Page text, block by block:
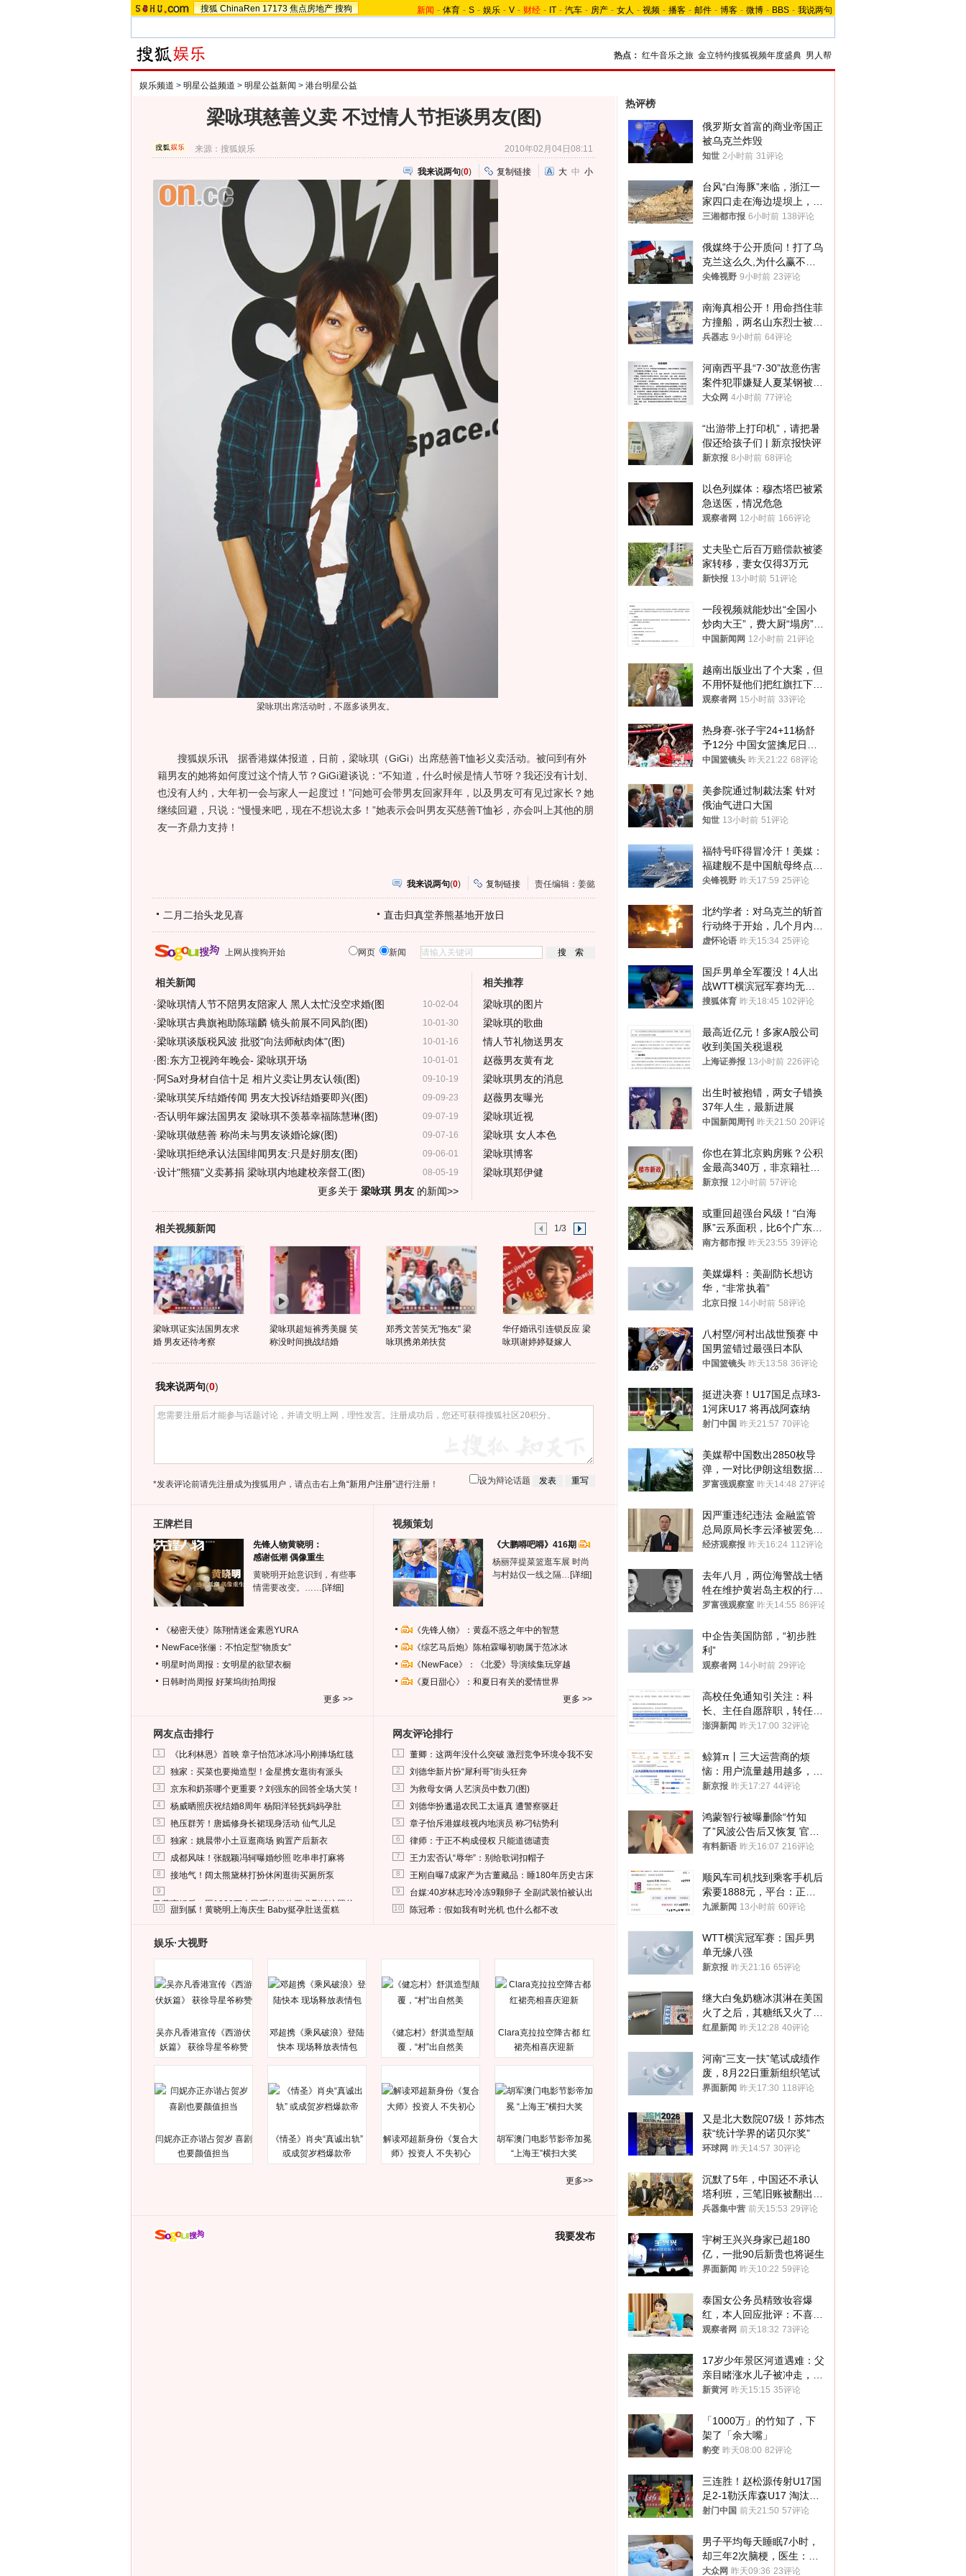
搜狐 ChinaRen 17173 焦点房地产 搜狗 新闻 - 体育 - S - 娱乐 - V - 财经 - IT - 汽车 - 房产 - 女人 - 视频 - 播客 - 邮件 - 博客 - 微博 - BBS - 我说两句
热点： 红牛音乐之旅 金立特约搜狐视频年度盛典 男人帮
娱乐频道 > 明星公益频道 > 明星公益新闻 > 港台明星公益
梁咏琪慈善义卖 不过情人节拒谈男友(图)
来源：搜狐娱乐 2010年02月04日08:11
我来说两句(0) 复制链接 大 中 小
梁咏琪出席活动时，不愿多谈男友。
搜狐娱乐讯 据香港媒体报道，日前，梁咏琪（GiGi）出席慈善T恤衫义卖活动。被问到有外
籍男友的她将如何度过这个情人节？GiGi避谈说：“不知道，什么时候是情人节呀？我还没有计划、
也没有人约，大年初一会与家人一起度过！”问她可会带男友回家拜年，以及男友可有见过家长？她
继续回避，只说：“慢慢来吧，现在不想说太多！”她表示会叫男友买慈善T恤衫，亦会叫上其他的朋
友一齐鼎力支持！
我来说两句(0) 复制链接 责任编辑：姜懿
二月二抬头龙见喜 直击归真堂养熊基地开放日
上网从搜狗开始 网页 新闻
相关新闻
10-02-04
·梁咏琪情人节不陪男友陪家人 黑人太忙没空求婚(图
10-01-30
·梁咏琪古典旗袍助陈瑞麟 镜头前展不同风韵(图)
10-01-16
·梁咏琪谈版税风波 批驳"向法师献肉体"(图)
10-01-01
· 图:东方卫视跨年晚会- 梁咏琪开场
09-10-19
· 阿Sa对身材自信十足 相片义卖让男友认领(图)
09-09-23
·梁咏琪笑斥结婚传闻 男友大投诉结婚要即兴(图)
09-07-19
·否认明年嫁法国男友 梁咏琪不羡慕幸福陈慧琳(图)
09-07-16
·梁咏琪做慈善 称尚未与男友谈婚论嫁(图)
09-06-01
·梁咏琪拒绝承认法国绯闻男友:只是好朋友(图)
08-05-19
·设计"熊猫"义卖募捐 梁咏琪内地建校亲督工(图)
更多关于 梁咏琪 男友的新闻>>
相关推荐
梁咏琪的图片
梁咏琪的歌曲
情人节礼物送男友
赵薇男友黄有龙
梁咏琪男友的消息
赵薇男友曝光
梁咏琪近视
梁咏琪 女人本色
梁咏琪博客
梁咏琪郑伊健
相关视频新闻 1/3
梁咏琪证实法国男友求
婚 男友还待考察
梁咏琪超短裤秀美腿 笑
称没时间挑战结婚
郑秀文苦笑无"拖友" 梁
咏琪携弟弟扶贫
华仔婚讯引连锁反应 梁
咏琪谢婷婷疑嫁人
我来说两句(0)
*发表评论前请先注册成为搜狐用户，请点击右上角“新用户注册”进行注册！ 设为辩论话题
王牌栏目
先锋人物黄晓明：
感谢低潮 偶像重生
黄晓明开始意识到，有些事
情需要改变。…… [详细]
《秘密天使》陈翔情迷金素恩YURA
NewFace张俪：不怕定型“物质女”
明星时尚周报：女明星的欲望衣橱
日韩时尚周报 好莱坞街拍周报
更多 >>
视频策划
《大鹏嘚吧嘚》416期
杨丽萍提菜篮逛车展 时尚
与村姑仅一线之隔… [详细]
《先锋人物》：黄磊不惑之年中的智慧
《综艺马后炮》陈柏霖曝初吻属于范冰冰
《NewFace》：《北爱》导演续集玩穿越
《夏日甜心》：和夏日有关的爱情世界
更多 >>
网友点击排行
1 《比利林恩》首映 章子怡范冰冰冯小刚捧场红毯
2 独家：买菜也要拗造型！金星携女逛街有派头
3 京东和奶茶哪个更重要？刘强东的回答全场大笑！
4 杨威晒照庆祝结婚8周年 杨阳洋轻抚妈妈孕肚
5 艳压群芳！唐嫣修身长裙现身活动 仙气儿足
6 独家：姚晨带小土豆逛商场 购置产后新衣
7 成都风味！张靓颖冯轲曝婚纱照 吃串串打麻将
8 接地气！阔太熊黛林打扮休闲逛街买厕所泵
9
马蓉离婚后，砸1000万人民币给媒体要求删掉这照片
10 甜到腻！黄晓明上海庆生 Baby挺孕肚送蛋糕
网友评论排行
1 董卿：这两年没什么突破 激烈竞争环境令我不安
2 刘德华新片扮“犀利哥”街头狂奔
3 为救母女俩 人艺演员中数刀(图)
4 刘德华扮邋遢农民工太逼真 遭警察驱赶
5 章子怡斥港媒歧视内地演员 称刁钻势利
6 律师：于正不构成侵权 只能道德谴责
7 王力宏否认“辱华”：别给歌词扣帽子
8 王刚自曝7成家产为古董藏品：睡180年历史古床
9 台媒:40岁林志玲冷冻9颗卵子 全副武装怕被认出
10 陈冠希：假如我有时光机 也什么都不改
娱乐·大视野
吴亦凡香港宣传《西游伏
妖篇》 获徐导星爷称赞
邓超携《乘风破浪》登陆
快本 现场释放表情包
《健忘村》舒淇造型颠
覆，“村”出自然美
Clara克拉拉空降古都 红
裙亮相喜庆迎新
闫妮亦正亦谐占贺岁 喜剧
也要颜值担当
《情圣》肖央“真诚出轨”
或成贺岁档爆款帝
解读邓超新身份《复合大
师》投资人 不失初心
胡军澳门电影节影帝加冕
“上海王”横扫大奖
更多>>
我要发布
热评榜
俄罗斯女首富的商业帝国正
被乌克兰炸毁
知世 2小时前 31评论
台风“白海豚”来临，浙江一
家四口走在海边堤坝上，其
中9岁男孩被巨浪卷入海
三湘都市报 6小时前 138评论
俄媒终于公开质问！打了乌
克兰这么久,为什么赢不了?
答案令人沉默
尖锋视野 9小时前 23评论
南海真相公开！用命挡住菲
方撞船，两名山东烈士被授
武警最高荣誉
兵器志 9小时前 64评论
河南西平县“7·30”故意伤害
案件犯罪嫌疑人夏某钢被抓
获
大众网 4小时前 77评论
“出游带上打印机”，请把暑
假还给孩子们 | 新京报快评
新京报 8小时前 68评论
以色列媒体：穆杰塔巴被紧
急送医，情况危急
观察者网 12小时前 166评论
丈夫坠亡后百万赔偿款被婆
家转移，妻女仅得3万元
新快报 13小时前 51评论
一段视频就能炒出“全国小
炒肉大王”，费大厨“塌房”了
吗？
中国新闻网 12小时前 21评论
越南出版业出了个大案，但
不用怀疑他们把红旗扛下去
的决心
观察者网 15小时前 33评论
热身赛-张子宇24+11杨舒
予12分 中国女篮擒尼日利
亚
中国篮镜头 昨天21:22 68评论
美参院通过制裁法案 针对
俄油气进口大国
知世 13小时前 51评论
福特号吓得冒冷汗！美媒：
福建舰不是中国航母终点，
而是新起点！
尖锋视野 昨天17:59 25评论
北约学者：对乌克兰的斩首
行动终于开始，几个月内乌
将投降
虚怀论语 昨天15:34 25评论
国乒男单全军覆没！4人出
战WTT横滨冠军赛均无缘
八强
搜狐体育 昨天18:45 102评论
最高近亿元！多家A股公司
收到美国关税退税
上海证券报 13小时前 226评论
出生时被抱错，两女子错换
37年人生，最新进展
中国新闻周刊 昨天21:50 20评论
你也在算北京购房账？公积
金最高340万，非京籍社保
1年
新京报 12小时前 57评论
或重回超强台风级！“白海
豚”云系面积，比6个广东还
大！深圳官方：注意这件事
南方都市报 昨天23:55 39评论
美媒爆料：美副防长想访
华，“非常执着”
北京日报 14小时前 58评论
八村塁/河村出战世预赛 中
国男篮错过最强日本队
中国篮镜头 昨天13:58 36评论
挺进决赛！U17国足点球3-
1河床U17 将再战阿森纳
射门中国 昨天21:57 70评论
美媒帮中国数出2850枚导
弹，一对比伊朗这组数据，
发现出大事了
罗富强观察室 昨天14:48 27评论
因严重违纪违法 金融监管
总局原局长李云泽被罢免全
国人大代表
经济观察报 昨天16:24 112评论
去年八月，两位海警战士牺
牲在维护黄岩岛主权的行动
中
罗富强观察室 昨天14:55 86评论
中企告美国防部，“初步胜
利”
观察者网 14小时前 29评论
高校任免通知引关注：科
长、主任自愿辞职，转任思
政辅导员
澎湃新闻 昨天17:00 32评论
鲸算π丨三大运营商的烦
恼：用户流量越用越多，收
入却越来越少
新京报 昨天17:27 44评论
鸿蒙智行被曝删除“竹知
了”风波公告后又恢复 官媒
曾力挺：劝华为要大度的，
有料新语 昨天16:07 216评论
顺风车司机找到乘客手机后
索要1888元，平台：正和
司机沟通协商
九派新闻 13小时前 60评论
WTT横滨冠军赛：国乒男
单无缘八强
新京报 昨天21:16 65评论
继大白兔奶糖冰淇淋在美国
火了之后，其糖纸又火了！
海外博主盛赞：平面设计经
红星新闻 昨天12:28 40评论
河南“三支一扶”笔试成绩作
废，8月22日重新组织笔试
界面新闻 昨天17:30 118评论
又是北大数院07级！苏炜杰
获“统计学界的诺贝尔奖”
环球网 昨天14:57 30评论
沉默了5年，中国还不承认
塔利班，三笔旧账被翻出，
最大风险出现
兵器集中营 前天15:53 29评论
宇树王兴兴身家已超180
亿，一批90后新贵也将诞生
界面新闻 昨天10:22 59评论
泰国女公务员精致妆容爆
红，本人回应批评：不喜欢
就别看
观察者网 前天18:32 73评论
17岁少年景区河道遇难：父
亲目睹涨水儿子被冲走，当
地排除上游泄洪，家属盼厘
新黄河 昨天15:15 35评论
「1000万」的竹知了，下
架了「余大嘴」
豹变 昨天08:00 82评论
三连胜！赵松源传射U17国
足2-1勒沃库森U17 淘汰赛
将战河床
射门中国 前天21:50 57评论
男子平均每天睡眠7小时，
却三年2次脑梗，医生：这
样睡觉更伤身
大众网 昨天09:36 23评论